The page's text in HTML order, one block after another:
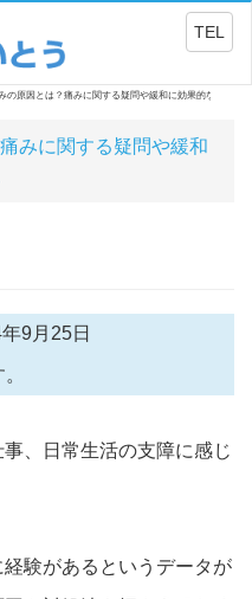
TEL
の原因とは？痛みに関する疑問や緩和に効果的なストレ
みに関する疑問や緩和
9月25日
、
日常生活の支障に感じ
験があるというデータが